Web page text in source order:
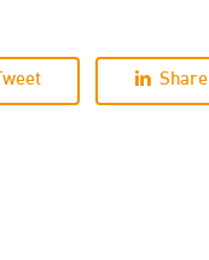
Tweet Share